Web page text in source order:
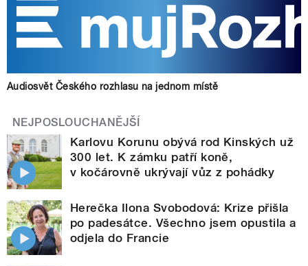
Audiosvět Českého rozhlasu na jednom místě
NEJPOSLOUCHANĚJŠÍ
Karlovu Korunu obývá rod Kinských už
300 let. K zámku patří koně,
v kočárovně ukrývají vůz z pohádky
Herečka Ilona Svobodová: Krize přišla
po padesátce. Všechno jsem opustila a
odjela do Francie